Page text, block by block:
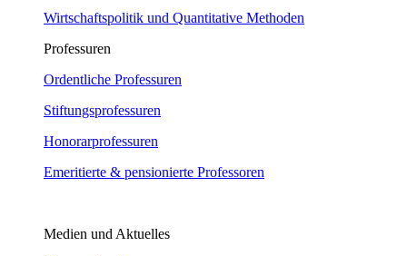
Wirtschaftspolitik und Quantitative Methoden
Professuren
Ordentliche Professuren
Stiftungsprofessuren
Honorarprofessuren
Emeritierte & pensionierte Professoren
Medien und Aktuelles